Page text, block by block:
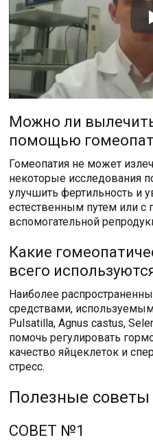
Можно ли
помощью
Гомеопатия не может
некоторые исследования
улучшить фертильность и
естественным путем или
вспомогательной
Какие
всего
Наиболее
средствами,
Pulsatilla, Agnus castus,
помочь регулировать
качество яйцеклеток и
стресс.
Полезные советы
СОВЕТ №1